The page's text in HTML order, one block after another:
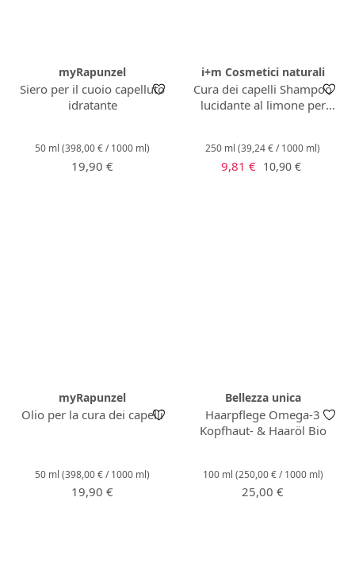
myRapunzel
Siero per il cuoio capelluto
idratante
50 ml (398,00 € / 1000 ml)
Prezzo normale:
19,90 €
i+m Cosmetici naturali
Cura dei capelli Shampoo
lucidante al limone per
250 ml (39,24 € / 1000 ml)
Prezzo di vendita:
9,81 € Prezzo normale:
10,90 €
myRapunzel
Olio per la cura dei capelli
50 ml (398,00 € / 1000 ml)
Prezzo normale:
19,90 €
Bellezza unica
Haarpflege Omega-3
Kopfhaut- & Haaröl Bio
100 ml (250,00 € / 1000 ml)
Prezzo normale:
25,00 €